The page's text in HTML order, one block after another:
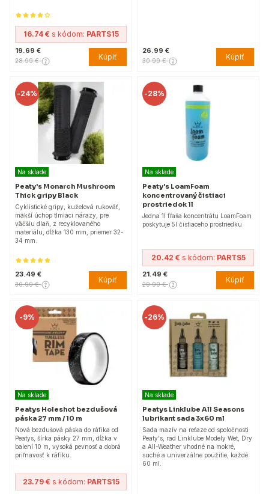
16.74 € s kódom: PARTS15
19.69 €
28.99 € Kúpiť
26.99 €
30.99 € Kúpiť
-24%
Na sklade
Peaty's Monarch Mushroom
Thick gripy Black
Cyklistické gripy, kuželová rukoväť,
mäkší úchop tlmiaci nárazy, pre
väčšiu dlaň, z recyklovaného
materiálu, dĺžka 130 mm, priemer 32-
34 mm.
23.49 €
30.99 € Kúpiť
-28%
Na sklade
Peaty's LoamFoam
koncentrovaný čistiaci
prostriedok 1l
Jedna 1l fľaša koncentrátu LoamFoam
poskytuje 5l čistiaceho prostriedku
20.42 € s kódom: PARTS5
21.49 €
29.99 € Kúpiť
-9%
Na sklade
Peatys Holeshot bezdušová
páska 27 mm / 10 m
Nová bezdušová páska do ráfika od
Peatys, šírka pásky 27 mm, dĺžka v
balení 10 m, vysoká pevnosť a dobrá
priľnavosť k ráfiku.
23.79 € s kódom: PARTS15
-26%
Na sklade
Peatys Linklube All Seasons
lubrikant sada 3x60 ml
Sada mazív na reťaze od spoločnosti
Peaty's, rad Linklube Modely Wet, Dry
a All-Weather vhodné na mokré,
suché a univerzálne použitie, každé
60 ml.